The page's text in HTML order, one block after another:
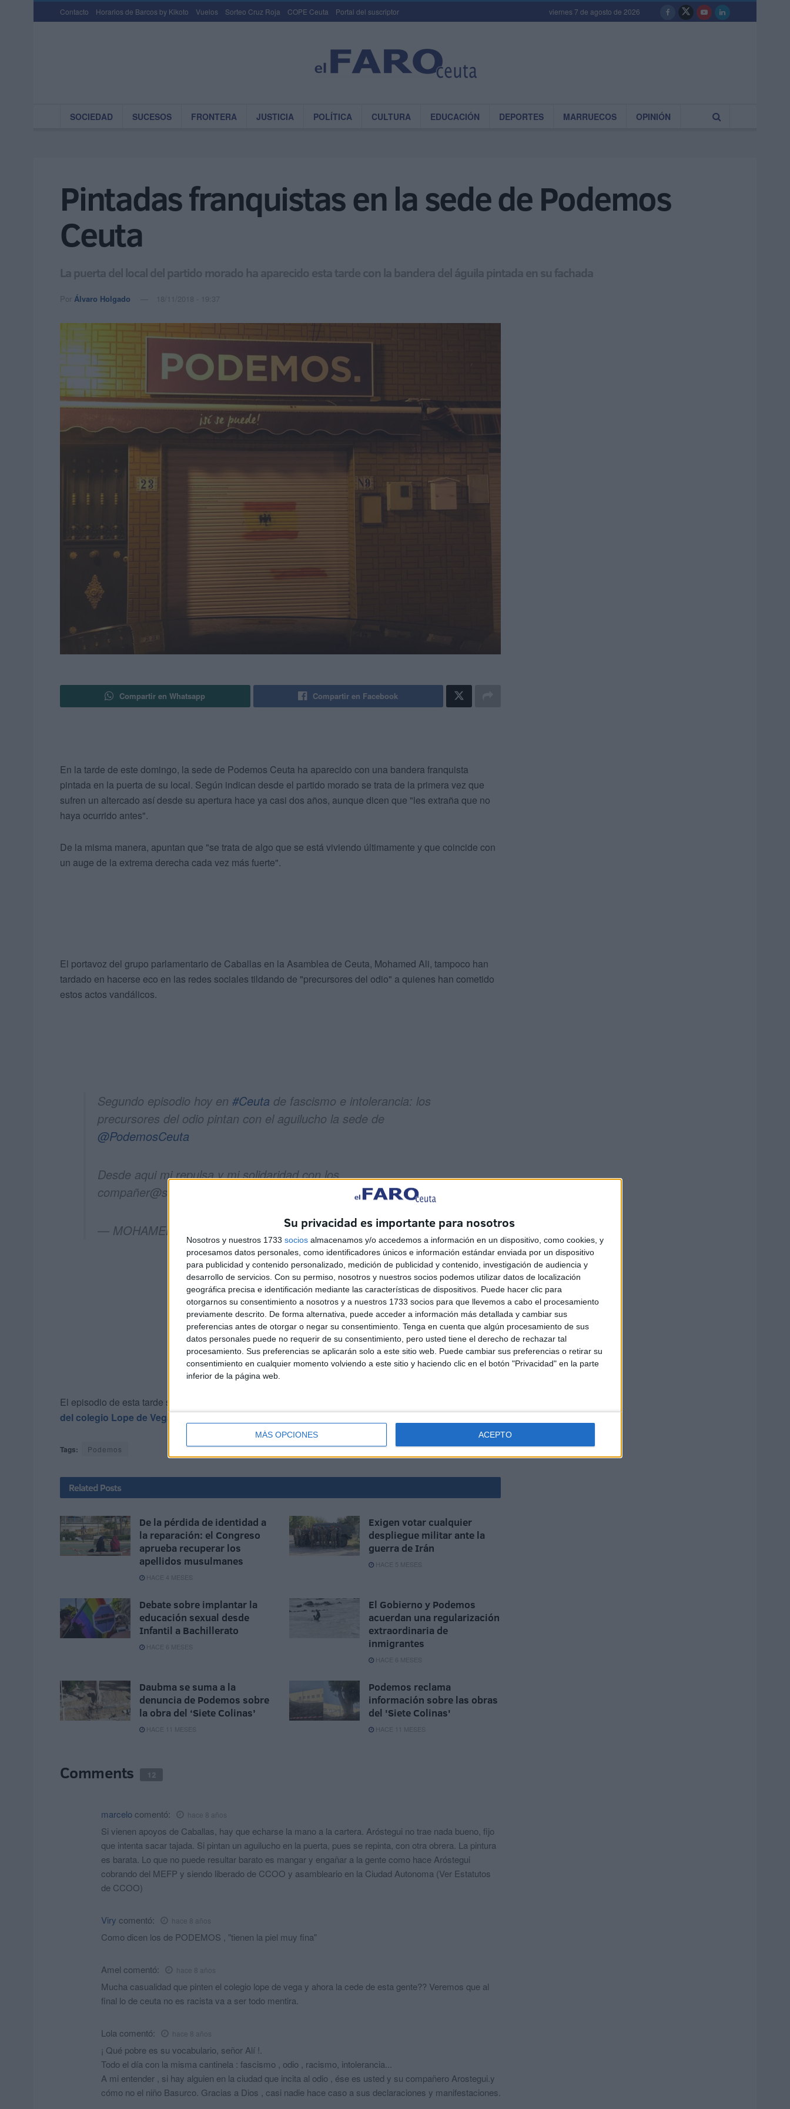
Su privacidad es importante para nosotros
Nosotros y nuestros 1733 socios almacenamos y/o accedemos a información en un dispositivo, como cookies, y
procesamos datos personales, como identificadores únicos e información estándar enviada por un dispositivo
para publicidad y contenido personalizado, medición de publicidad y contenido, investigación de audiencia y
desarrollo de servicios. Con su permiso, nosotros y nuestros socios podemos utilizar datos de localización
geográfica precisa e identificación mediante las características de dispositivos. Puede hacer clic para
otorgarnos su consentimiento a nosotros y a nuestros 1733 socios para que llevemos a cabo el procesamiento
previamente descrito. De forma alternativa, puede acceder a información más detallada y cambiar sus
preferencias antes de otorgar o negar su consentimiento. Tenga en cuenta que algún procesamiento de sus
datos personales puede no requerir de su consentimiento, pero usted tiene el derecho de rechazar tal
procesamiento. Sus preferencias se aplicarán solo a este sitio web. Puede cambiar sus preferencias o retirar su
consentimiento en cualquier momento volviendo a este sitio y haciendo clic en el botón "Privacidad" en la parte
inferior de la página web.
MÁS OPCIONES ACEPTO
Contacto Horarios de Barcos by Kikoto Vuelos Sorteo Cruz Roja COPE Ceuta Portal del suscriptor viernes 7 de agosto de 2026
SOCIEDAD SUCESOS FRONTERA JUSTICIA POLÍTICA CULTURA EDUCACIÓN DEPORTES MARRUECOS OPINIÓN
Pintadas franquistas en la sede de Podemos
Ceuta
La puerta del local del partido morado ha aparecido esta tarde con la bandera del águila pintada en su fachada
Por Álvaro Holgado 18/11/2018 - 19:37
Compartir en Whatsapp Compartir en Facebook
En la tarde de este domingo, la sede de Podemos Ceuta ha aparecido con una bandera franquista
pintada en la puerta de su local. Según indican desde el partido morado se trata de la primera vez que
sufren un altercado así desde su apertura hace ya casi dos años, aunque dicen que "les extraña que no
haya ocurrido antes".
De la misma manera, apuntan que "se trata de algo que se está viviendo últimamente y que coincide con
un auge de la extrema derecha cada vez más fuerte".
El portavoz del grupo parlamentario de Caballas en la Asamblea de Ceuta, Mohamed Ali, tampoco han
tardado en hacerse eco en las redes sociales tildando de "precursores del odio" a quienes han cometido
estos actos vandálicos.
Segundo episodio hoy en #Ceuta de fascismo e intolerancia: los
precursores del odio pintan con el aguilucho la sede de
@PodemosCeuta
Desde aqui mi repulsa y mi solidaridad con los
compañer@s.
pic.twitter.com/G6hXFIULQX
— MOHAMED ALI (@M_ALI_LEMAGUE)18 de noviembre de 2018
El episodio de esta tarde se une a las
del colegio Lope de Vega
Tags: Podemos
Related Posts
De la pérdida de identidad a
la reparación: el Congreso
aprueba recuperar los
apellidos musulmanes
HACE 4 MESES
Exigen votar cualquier
despliegue militar ante la
guerra de Irán
HACE 5 MESES
Debate sobre implantar la
educación sexual desde
Infantil a Bachillerato
HACE 6 MESES
El Gobierno y Podemos
acuerdan una regularización
extraordinaria de
inmigrantes
HACE 6 MESES
Daubma se suma a la
denuncia de Podemos sobre
la obra del ‘Siete Colinas’
HACE 11 MESES
Podemos reclama
información sobre las obras
del 'Siete Colinas'
HACE 11 MESES
Comments 12
marcelo comentó: hace 8 años
Si vienen apoyos de Caballas, hay que echarse la mano a la cartera. Aróstegui no trae nada bueno, fijo
que intenta sacar tajada. Si pintan un aguilucho en la puerta, pues se repinta, con otra obrera. La pintura
es barata. Lo que no puede resultar barato es mangar y engañar a la gente como hace Aróstegui
cobrando del MEFP y siendo liberado de CCOO y asambleario en la Ciudad Autonoma (Ver Estatutos
de CCOO)
Viry comentó: hace 8 años
Como dicen los de PODEMOS , "tienen la piel muy fina"
Amel comentó: hace 8 años
Mucha casualidad que pinten el colegio lope de vega y ahora la cede de esta gente?? Veremos que al
final lo de ceuta no es racista va a ser todo mentira.
Lola comentó: hace 8 años
¡ Qué pobre es su vocabulario, señor Alí !.
Todo el día con la misma cantinela : fascismo , odio , racismo, intolerancia...
A mi entender , si hay alguien en la ciudad que incita al odio , ése es usted y su compañero Arostegui.y
cómo no el niño Basurco. Gracias a Dios , casi nadie hace caso a sus declaraciones y manifestaciones.